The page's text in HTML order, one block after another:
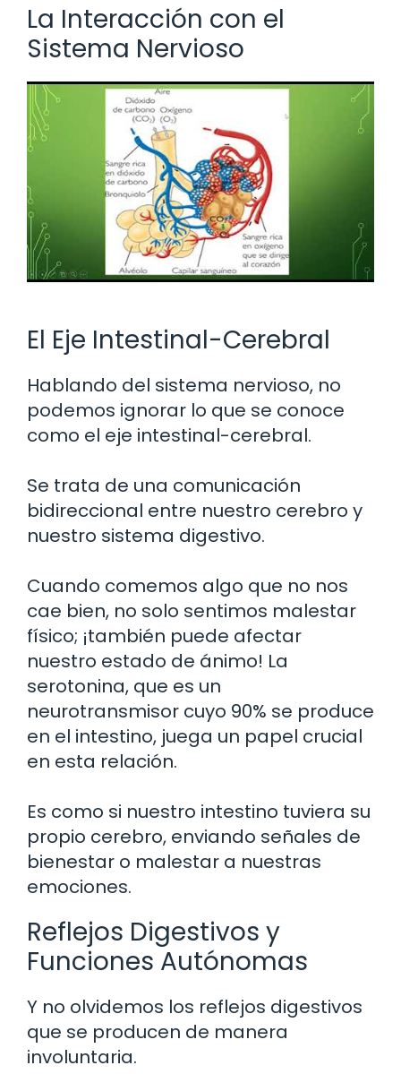
La Interacción con el
Sistema Nervioso
El Eje Intestinal-Cerebral
Hablando del sistema nervioso, no
podemos ignorar lo que se conoce
como el eje intestinal-cerebral.
Se trata de una comunicación
bidireccional entre nuestro cerebro y
nuestro sistema digestivo.
Cuando comemos algo que no nos
cae bien, no solo sentimos malestar
físico; ¡también puede afectar
nuestro estado de ánimo! La
serotonina, que es un
neurotransmisor cuyo 90% se produce
en el intestino, juega un papel crucial
en esta relación.
Es como si nuestro intestino tuviera su
propio cerebro, enviando señales de
bienestar o malestar a nuestras
emociones.
Reflejos Digestivos y
Funciones Autónomas
Y no olvidemos los reflejos digestivos
que se producen de manera
involuntaria.